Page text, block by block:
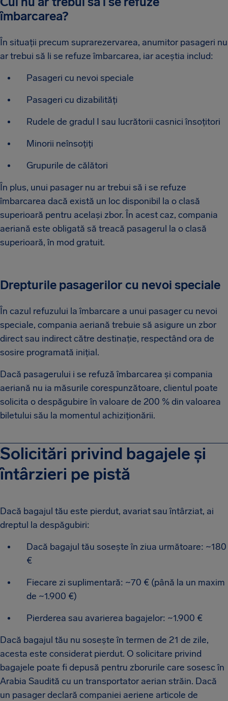
îmbarcarea?
În situații precum suprarezervarea, anumitor pasageri nu
ar trebui să li se refuze îmbarcarea, iar aceștia includ:
Pasageri cu nevoi speciale
Pasageri cu dizabilități
Rudele de gradul I sau lucrătorii casnici însoțitori
Minorii neînsoțiți
Grupurile de călători
În plus, unui pasager nu ar trebui să i se refuze
îmbarcarea dacă există un loc disponibil la o clasă
superioară pentru același zbor. În acest caz, compania
aeriană este obligată să treacă pasagerul la o clasă
superioară, în mod gratuit.
Drepturile pasagerilor cu nevoi speciale
În cazul refuzului la îmbarcare a unui pasager cu nevoi
speciale, compania aeriană trebuie să asigure un zbor
direct sau indirect către destinație, respectând ora de
sosire programată inițial.
Dacă pasagerului i se refuză îmbarcarea și compania
aeriană nu ia măsurile corespunzătoare, clientul poate
solicita o despăgubire în valoare de 200 % din valoarea
biletului său la momentul achiziționării.
Solicitări privind bagajele și
întârzieri pe pistă
Dacă bagajul tău este pierdut, avariat sau întârziat, ai
dreptul la despăgubiri:
Dacă bagajul tău sosește în ziua următoare: ~180
€
Fiecare zi suplimentară: ~70 € (până la un maxim
de ~1.900 €)
Pierderea sau avarierea bagajelor: ~1.900 €
Dacă bagajul tău nu sosește în termen de 21 de zile,
acesta este considerat pierdut. O solicitare privind
bagajele poate fi depusă pentru zborurile care sosesc în
Arabia Saudită cu un transportator aerian străin. Dacă
un pasager declară companiei aeriene articole de